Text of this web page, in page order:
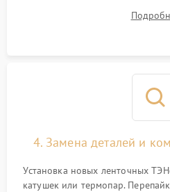
модуля, реле, диодных мостов
индукции). Проверка кранов и
4. Замена деталей и
Установка новых ленточных
катушек или термопар.